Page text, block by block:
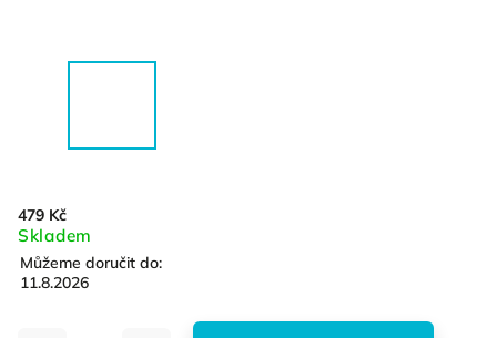
479 Kč
Skladem
Můžeme doručit do:
11.8.2026